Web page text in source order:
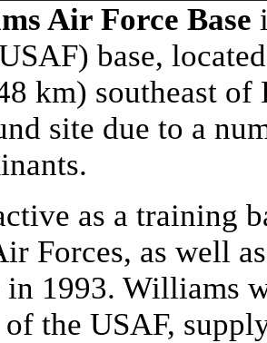
Air Force Base
base,
km) southeast of
site due to a
as a training
Forces, as well
in 1993. Williams
the USAF,